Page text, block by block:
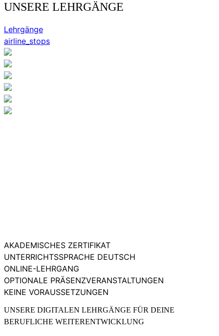
UNSERE LEHRGÄNGE
Lehrgänge
airline_stops
AKADEMISCHES ZERTIFIKAT
UNTERRICHTSSPRACHE DEUTSCH
ONLINE-LEHRGANG
OPTIONALE PRÄSENZVERANSTALTUNGEN
KEINE VORAUSSETZUNGEN
UNSERE DIGITALEN LEHRGÄNGE FÜR DEINE
BERUFLICHE WEITERENTWICKLUNG